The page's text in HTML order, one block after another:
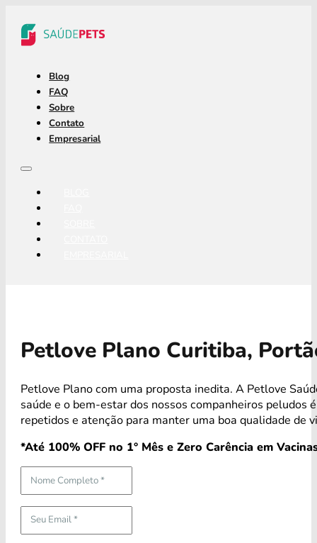
Blog
FAQ
Sobre
Contato
Empresarial
Petlove Plano Curitiba,
Petlove Plano com uma proposta inedita. A Petlove
saúde e o bem-estar dos nossos companheiros
repetidos e atenção para manter uma boa qualidade de
*Até 100% OFF no 1° Mês e Zero Carência em